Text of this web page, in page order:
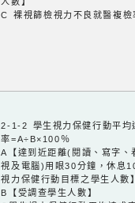
C 裸視篩檢視力不良就醫複檢
2-1-2 學生視力保健行動平均
率=A÷B×100％
A【達到近距離(閱讀、寫字、
視及電腦)用眼30分鐘，休息
視力保健行動目標之學生人數
B【受調查學生人數】